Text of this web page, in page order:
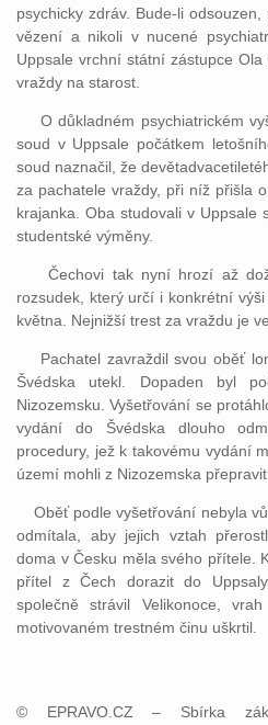
psychicky zdráv. Bude-li
vězení a nikoli v nucené
Uppsale vrchní státní zástupce
vraždy na starost.
O důkladném psychiatrickém
soud v Uppsale počátkem
soud naznačil, že
za pachatele vraždy, při níž přišla
krajanka. Oba studovali v Uppsale
studentské výměny.
Čechovi tak nyní hrozí až
rozsudek, který určí i konkrétní
května. Nejnižší trest za vraždu je
Pachatel zavraždil svou oběť
Švédska utekl. Dopaden byl
Nizozemsku. Vyšetřování se
vydání do Švédska dlouho
procedury, jež k takovému vydání
území mohli z Nizozemska
Oběť podle vyšetřování nebyla
odmítala, aby jejich vztah
doma v Česku měla svého přítele.
přítel z Čech dorazit do
společně strávil Velikonoce,
motivovaném trestném činu uškrtil.
© EPRAVO.CZ – Sbírka